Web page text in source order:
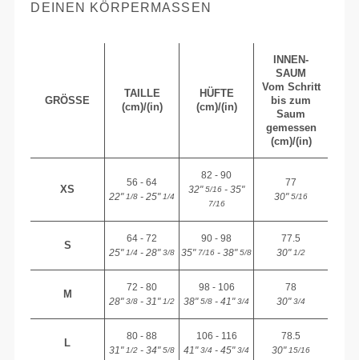
EINEN KÖRPERMASSEN
GRÖSSE
TAILLE
(cm)/(in)
HÜFTE
(cm)/(in)
INNEN-
SAUM
Vom Schritt
bis zum
Saum
gemessen
(cm)/(in)
XS
56 - 64
22"1/8 - 25"1/4
82 - 90
32"5/16 - 35"
7/16
77
30"5/16
S
64 - 72
25"1/4 - 28"3/8
90 - 98
35"7/16 - 38"5/8
77.5
30"1/2
M
72 - 80
28"3/8 - 31"1/2
98 - 106
38"5/8 - 41"3/4
78
30"3/4
L
80 - 88
31"1/2 - 34"5/8
106 - 116
41"3/4 - 45"3/4
78.5
30"15/16